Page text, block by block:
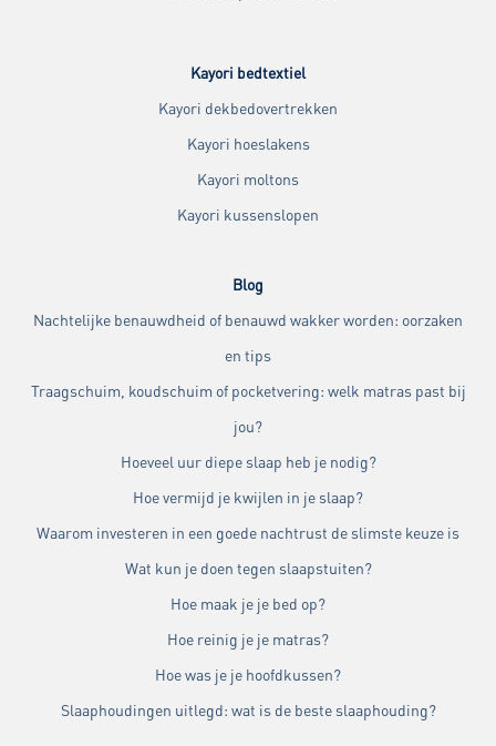
Kayori bedtextiel
Kayori dekbedovertrekken
Kayori hoeslakens
Kayori moltons
Kayori kussenslopen
Blog
Nachtelijke benauwdheid of benauwd wakker worden: oorzaken
en tips
Traagschuim, koudschuim of pocketvering: welk matras past bij
jou?
Hoeveel uur diepe slaap heb je nodig?
Hoe vermijd je kwijlen in je slaap?
Waarom investeren in een goede nachtrust de slimste keuze is
Wat kun je doen tegen slaapstuiten?
Hoe maak je je bed op?
Hoe reinig je je matras?
Hoe was je je hoofdkussen?
Slaaphoudingen uitlegd: wat is de beste slaaphouding?